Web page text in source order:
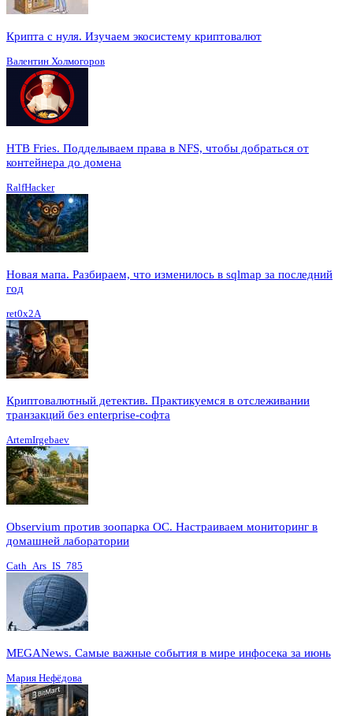
Крипта с нуля. Изучаем экосистему криптовалют
Валентин Холмогоров
HTB Fries. Подделываем права в NFS, чтобы добраться от
контейнера до домена
RalfHacker
Новая мапа. Разбираем, что изменилось в sqlmap за последний
год
ret0x2A
Криптовалютный детектив. Практикуемся в отслеживании
транзакций без enterprise-софта
ArtemIrgebaev
Observium против зоопарка ОС. Настраиваем мониторинг в
домашней лаборатории
Cath_Ars_IS_785
MEGANews. Cамые важные события в мире инфосека за июнь
Мария Нефёдова